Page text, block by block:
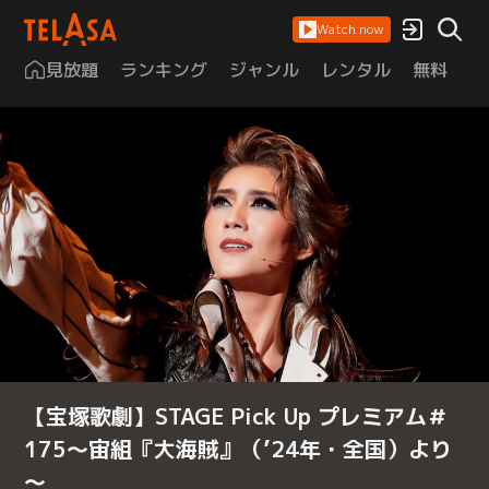
Watch now
見放題 ランキング ジャンル レンタル 無料
【宝塚歌劇】STAGE Pick Up プレミアム＃
175～宙組『大海賊』（’24年・全国）より
～